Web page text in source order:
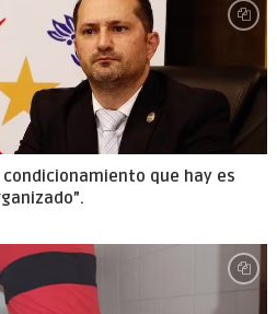
condicionamiento que hay es